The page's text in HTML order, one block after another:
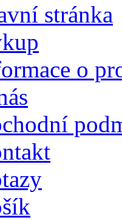
stránka
o